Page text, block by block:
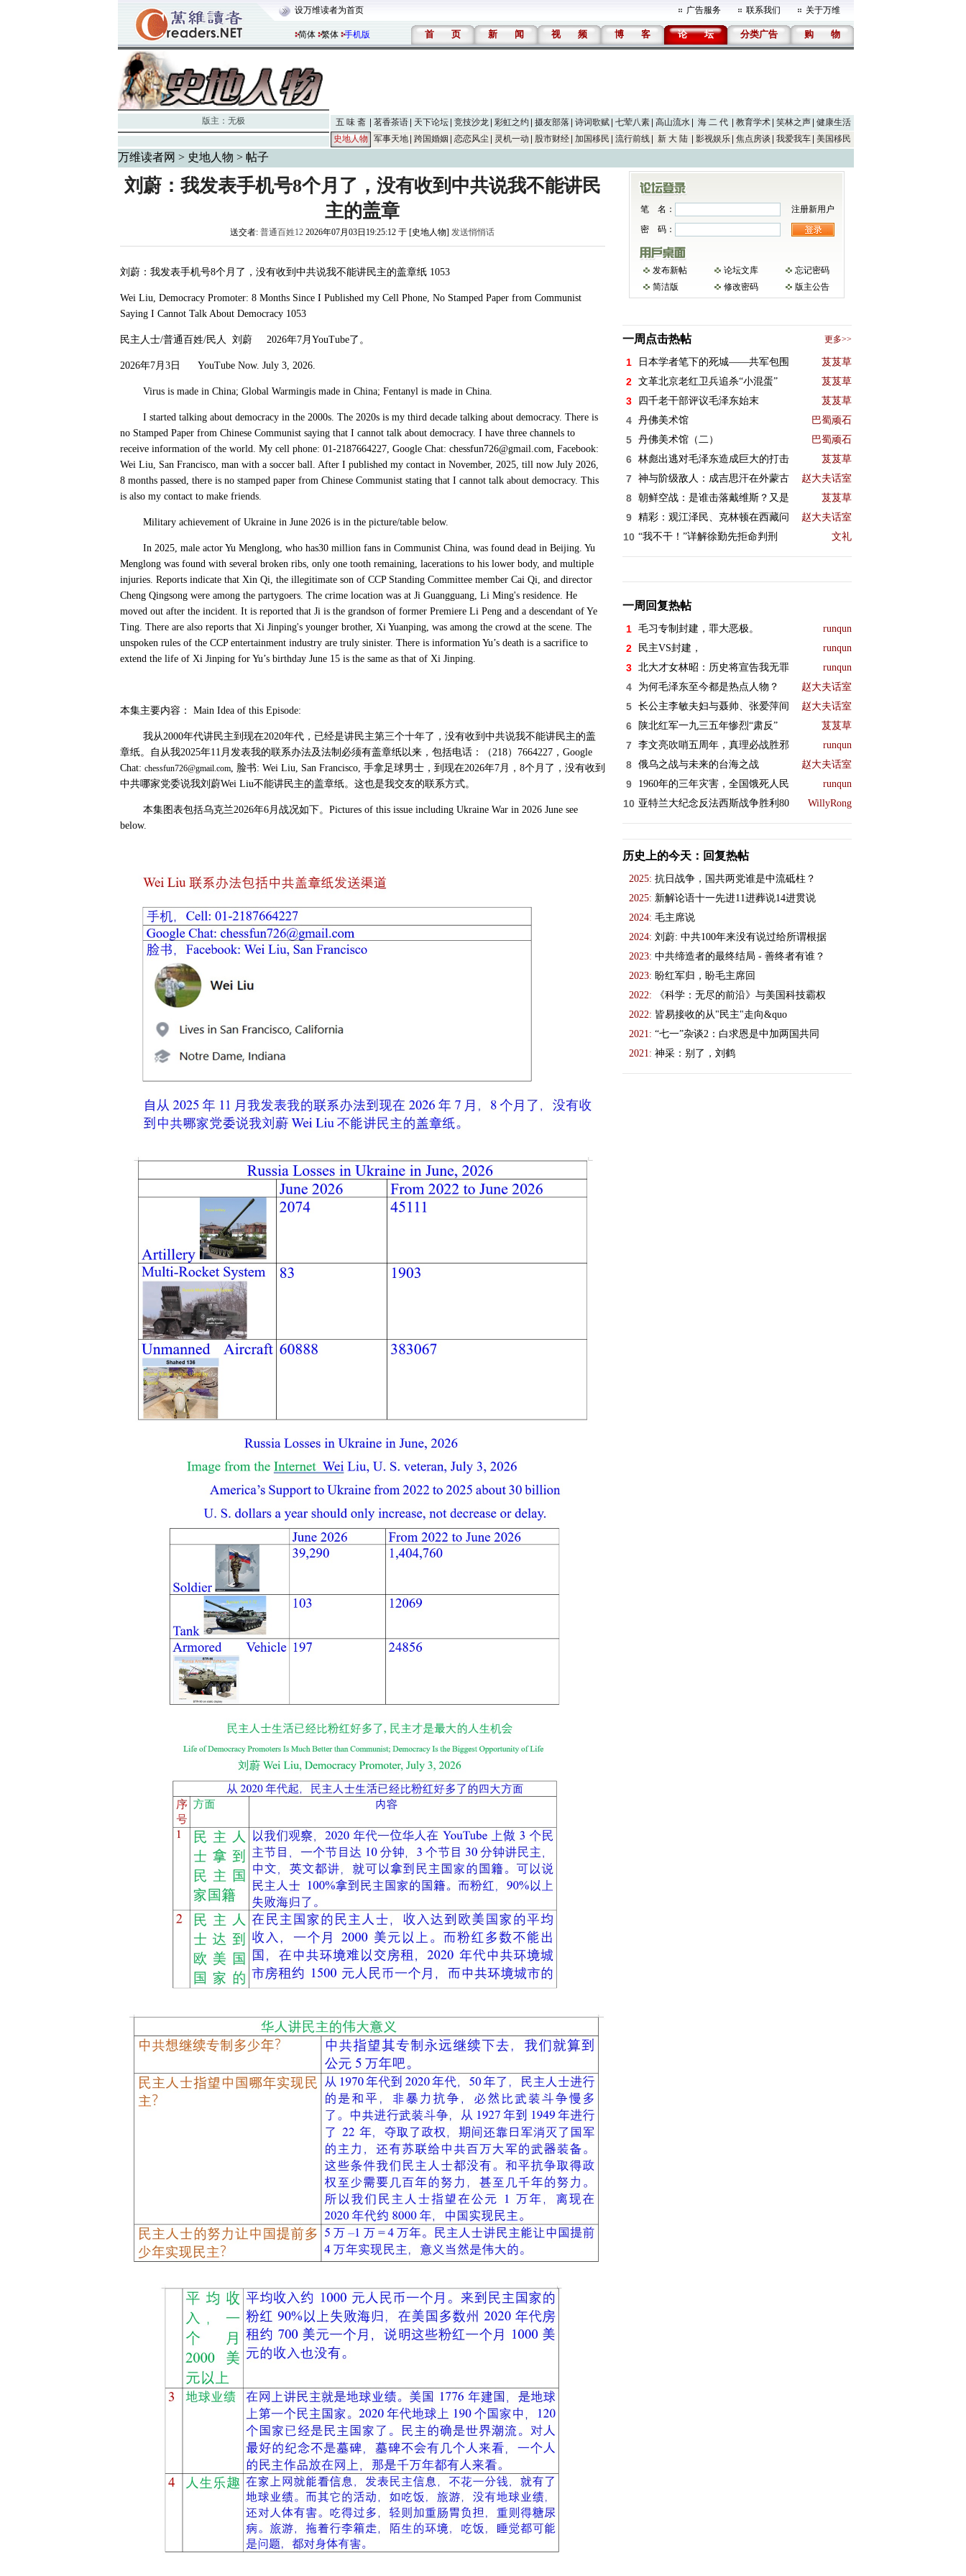
设万维读者为首页 广告服务 联系我们 关于万维
简体 繁体 手机版 首 页 新 闻 视 频 博 客 论 坛 分类广告 购 物
版主： 无极 五 味 斋 茗香茶语 天下论坛 竞技沙龙 彩虹之约 摄友部落 诗词歌赋 七荤八素 高山流水 海 二 代 教育学术 笑林之声
健康生活
史地人物
军事天地 跨国婚姻 恋恋风尘 灵机一动 股市财经 加国移民 流行前线 新 大 陆 影视娱乐 焦点房谈 我爱我车 美国移民
万维读者网 > 史地人物 > 帖子
刘蔚：我发表手机号8个月了，没有收到中共说我不能讲民
主的盖章
送交者: 普通百姓12 2026年07月03日19:25:12 于 [史地人物] 发送悄悄话
刘蔚：我发表手机号8个月了，没有收到中共说我不能讲民主的盖章纸 1053
Wei Liu, Democracy Promoter: 8 Months Since I Published my Cell Phone, No Stamped Paper from Communist
Saying I Cannot Talk About Democracy 1053
民主人士/普通百姓/民人 刘蔚2026年7月 YouTube了。
2026年7月 3日 YouTube Now. July 3, 2026.
Virus is made in China; Global Warmingis made in China; Fentanyl is made in China.
I started talking about democracy in the 2000s. The 2020s is my third decade talking about democracy. There is
no Stamped Paper from Chinese Communist saying that I cannot talk about democracy. I have three channels to
receive information of the world. My cell phone: 01-2187664227, Google Chat: chessfun726@gmail.com, Facebook:
Wei Liu, San Francisco, man with a soccer ball. After I published my contact in November, 2025, till now July 2026,
8 months passed, there is no stamped paper from Chinese Communist stating that I cannot talk about democracy. This
is also my contact to make friends.
Military achievement of Ukraine in June 2026 is in the picture/table below.
In 2025, male actor Yu Menglong, who has30 million fans in Communist China, was found dead in Beijing. Yu
Menglong was found with several broken ribs, only one tooth remaining, lacerations to his lower body, and multiple
injuries. Reports indicate that Xin Qi, the illegitimate son of CCP Standing Committee member Cai Qi, and director
Cheng Qingsong were among the partygoers. The crime location was at Ji Guangguang, Li Ming's residence. He
moved out after the incident. It is reported that Ji is the grandson of former Premiere Li Peng and a descendant of Ye
Ting. There are also reports that Xi Jinping's younger brother, Xi Yuanping, was among the crowd at the scene. The
unspoken rules of the CCP entertainment industry are truly sinister. There is information Yu’s death is a sacrifice to
extend the life of Xi Jinping for Yu’s birthday June 15 is the same as that of Xi Jinping.
本集主要内容： Main Idea of this Episode:
我从2000年代讲民主到现在2020年代，已经是讲民主第三个十年了，没有收到中共说我不能讲民主的盖
章纸。自从我2025年11 月发表我的联系办法及法制必须有盖章纸以来，包括电话：（218） 7664227， Google
Chat: chessfun726@gmail.com, 脸书: Wei Liu, San Francisco, 手拿足球男士，到现在2026年7月， 8个月了，没有收到
中共哪家党委说我刘蔚Wei Liu不能讲民主的盖章纸。这也是我交友的联系方式。
本集图表包括乌克兰2026年6月战况如下。 Pictures of this issue including Ukraine War in 2026 June see
below.
笔 名：
注册新用户
密 码：
发布新帖 论坛文库
忘记密码
简洁版
修改密码 版主公告
一周点击热帖 更多>>
1 日本学者笔下的死城——共军包围 芨芨草
2 文革北京老红卫兵追杀“小混蛋” 芨芨草
3 四千老干部评议毛泽东始末 芨芨草
4 丹佛美术馆 巴蜀顽石
5 丹佛美术馆（二） 巴蜀顽石
6 林彪出逃对毛泽东造成巨大的打击 芨芨草
7 神与阶级敌人：成吉思汗在外蒙古 赵大夫话室
8 朝鲜空战：是谁击落戴维斯？又是 芨芨草
9 精彩：观江泽民、克林顿在西藏问 赵大夫话室
10 “我不干！”详解徐勤先拒命判刑 文礼
一周回复热帖
1 毛习专制封建，罪大恶极。 runqun
2 民主VS封建， runqun
3 北大才女林昭：历史将宣告我无罪 runqun
4 为何毛泽东至今都是热点人物？ 赵大夫话室
5 长公主李敏夫妇与聂帅、张爱萍间 赵大夫话室
6 陕北红军一九三五年惨烈“肃反” 芨芨草
7 李文亮吹哨五周年，真理必战胜邪 runqun
8 俄乌之战与未来的台海之战 赵大夫话室
9 1960年的三年灾害，全国饿死人民 runqun
10 亚特兰大纪念反法西斯战争胜利80 WillyRong
历史上的今天：回复热帖
2025: 抗日战争，国共两党谁是中流砥柱？
2025: 新解论语十一先进11进葬说14进贯说
2024: 毛主席说
2024: 刘蔚: 中共100年来没有说过给所谓根据
2023: 中共缔造者的最终结局 - 善终者有谁？
2023: 盼红军归，盼毛主席回
2022:
《科学：无尽的前沿》与美国科技霸权
2022: 皆易接收的从"民主"走向&quo
2021: “七一”杂谈2：白求恩是中加两国共同
2021: 神采：别了，刘鹤